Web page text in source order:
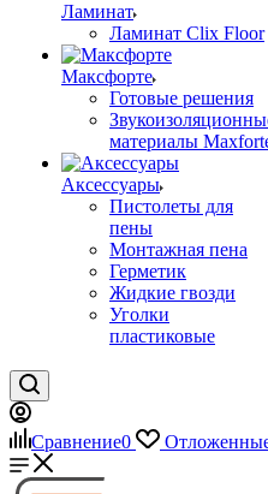
Ламинат
Ламинат Clix Floor
Максфорте
Готовые решения
материалы
Аксессуары
Пистолеты для
пены
Монтажная пена
Герметик
Жидкие гвозди
Уголки
пластиковые
Сравнение0